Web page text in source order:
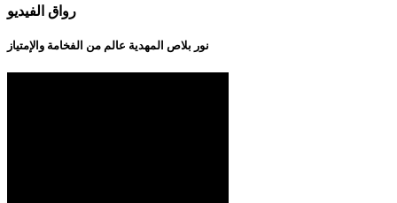
رواق الفيديو
نور بلاص المهدية عالم من الفخامة والإمتياز